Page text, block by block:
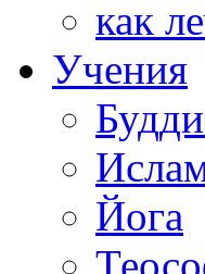
как
Учения
Йога